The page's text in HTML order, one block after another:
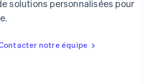
solutions personnalisées pour
notre équipe
English